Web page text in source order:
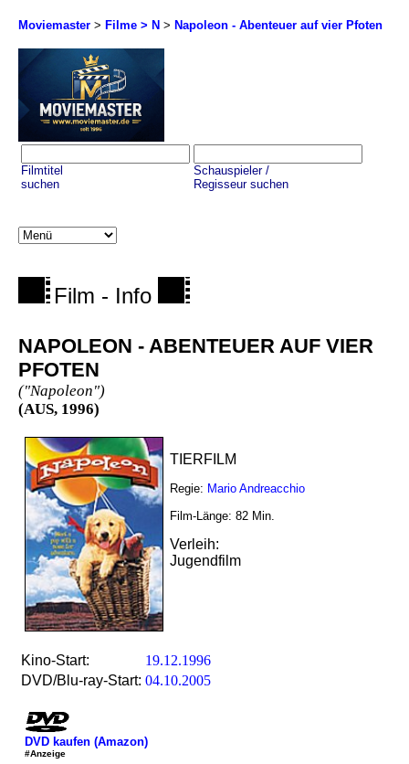
Moviemaster > Filme > N > Napoleon - Abenteuer auf vier Pfoten
Filmtitel
suchen
Schauspieler /
Regisseur suchen
Film - Info
NAPOLEON - ABENTEUER AUF VIER
PFOTEN
("Napoleon")
(AUS, 1996)
TIERFILM
Regie: Mario Andreacchio
Film-Länge: 82 Min.
Verleih:
Jugendfilm
Kino-Start:
19.12.1996
DVD/Blu-ray-Start: 04.10.2005
DVD kaufen (Amazon)
#Anzeige